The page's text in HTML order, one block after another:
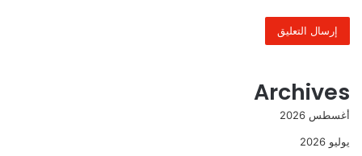
Archives
أغسطس 2026
يوليو 2026